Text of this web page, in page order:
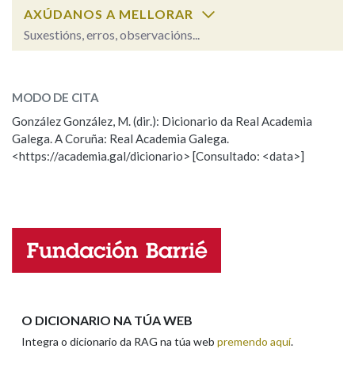
AXÚDANOS A MELLORAR
Suxestións, erros, observacións...
ESCOLLE UNHA OPCIÓN:
Observación Hai un erro na palabra
Propoño mellorar a definición
Nome
MODO DE CITA
González González, M. (dir.): Dicionario da Real Academia
Galega. A Coruña: Real Academia Galega.
<https://academia.gal/dicionario> [Consultado: <data>]
O DICIONARIO NA TÚA WEB
Integra o dicionario da RAG na túa web premendo aquí.